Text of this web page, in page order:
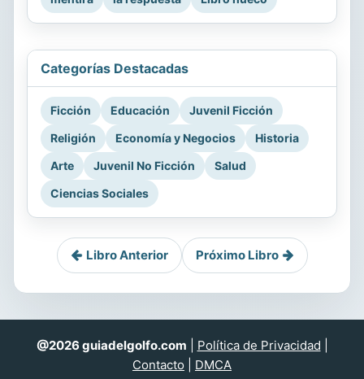
Categorías Destacadas
Ficción Educación
Juvenil Ficción
Religión
Economía y Negocios
Historia
Arte
Juvenil No Ficción
Salud
Ciencias Sociales
Libro Anterior Próximo Libro
@2026 guiadelgolfo.com Política de Privacidad
Contacto
DMCA